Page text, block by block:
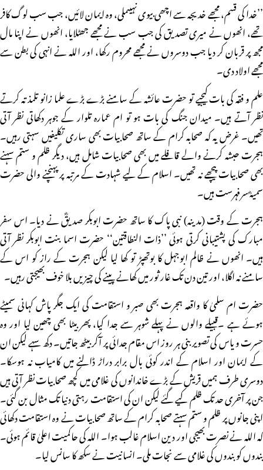
’’خدا کی قسم، مجھے خدیجہ سے اچھی بیوی نہیںملی، وہ ایمان لائیں، جب سب لوگ کافر
تھے، انھوں نے میری تصدیق کی جب سب نے مجھے جھٹلایا، انھوں نے اپنا مال
مجھ پر قربان کر دیا جب دوسروں نے مجھے محروم رکھا، اور اللہ نے انہی کی بطن سے
مجھے اولاد دی۔
علم و فقہ کی بات کیجیے تو حضرت عائشہ کے سامنے بڑے بڑے علما زانو تلمذ تہ کرتے
نظر آتے ہیں۔ میدان جنگ کی بات ہو تو ام عمارہ تلوار کے جوہر دکھاتی نظر آتی
تھیں۔ غرض یہ کہ صحابہ کرام کے ساتھ صحابیات بھی ساری تکلیفیں سہتی رہیں۔
ہجرت حبشہ کرنے والے قافلے میں بھی صحابیات شامل ہیں، دیگر ظلم و ستم سہنے
بھی صحابیات پیچھے نہ تھیں۔ اسلام کے لیے شہادت کے مرتبہ پر پہنچنے والی حضرت
سمیہؓ سرفہرست ہیں۔
ہجرت کے وقت (مدینہ) نبی پاک کا ساتھ حضرت ابوبکر صدیقؓ نے دیا۔ اس سفر
مبارک کی پشتیبانی کرتی ہوئی ’’ذات النطاقتین‘‘ حضرت اسما بنت ابوبکر نظر آتی
ہیں۔ انھوں نے ظالم ابوجہل کا بوتھپڑ تو کھا لیا لیکن ہجرت کے راز کو اس کے
سامنے نہ اگلا، اور تین دن تک غار ثور میں کھانے پینے کی چیزیں بلا خوف بھیجتی رہیں۔
حضرت ام سلمیٰ کا واقعہ ہجرت بھی صبر و استقامت کی ایک جگر پاش کہانی سمیٹے
ہوئے ہے ۔قبیلے والوں نے پہلے شوہر سے جدا کیا، پھر بیٹا بھی چھین لیا اور وہ
حسرت و یاس کی تصویر بنی ہر روز اس مقام جدائی پر آکر بیٹھ جاتیں۔ دکھ سہے لیکن ان
کے ایمان اور اسلام کے اندر کوئی بال برابر دراڑ ڈالنے میں کامیاب نہ ہوسکا۔
دوسری طرف ہمیں قریش کے بڑے خاندانوں کی غلامی میں کچھ صحابیات نظر آتی ہیں
جن پر آخری حد تک ظلم کیے گئے لیکن ان کی استقامت رہتی دنیا تک مثال بن گئی۔
اپنی جانوں پر ظلم و ستم سہتے صحابہ کرام کے ساتھ صحابیات نے وہ استقامت دکھائی
کہ اللہ نے نصرت بھیجی اور دین اسلام غالب ہوا۔ اللہ کی حاکمیت اعلیٰ قائم ہوئی۔
بندوں کو بندوں کی غلامی سے نجات ملی۔ انسانیت نے سکھ کا سانس لیا۔